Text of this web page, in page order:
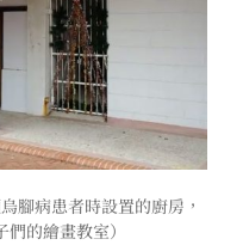
腳病患者時設置的廚房，
的繪畫教室）